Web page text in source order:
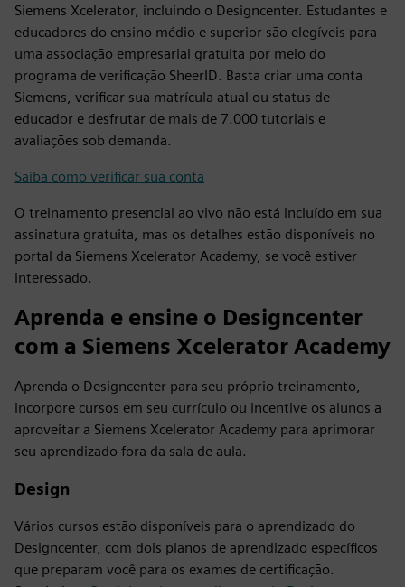
Siemens Xcelerator, incluindo o Designcenter. Estudantes e
educadores do ensino médio e superior são elegíveis para
uma associação empresarial gratuita por meio do
programa de verificação SheerID. Basta criar uma conta
Siemens, verificar sua matrícula atual ou status de
educador e desfrutar de mais de 7.000 tutoriais e
avaliações sob demanda.
Saiba como verificar sua conta
O treinamento presencial ao vivo não está incluído em sua
assinatura gratuita, mas os detalhes estão disponíveis no
portal da Siemens Xcelerator Academy, se você estiver
interessado.
Aprenda e ensine o Designcenter
com a Siemens Xcelerator Academy
Aprenda o Designcenter para seu próprio treinamento,
incorpore cursos em seu currículo ou incentive os alunos a
aproveitar a Siemens Xcelerator Academy para aprimorar
seu aprendizado fora da sala de aula.
Design
Vários cursos estão disponíveis para o aprendizado do
Designcenter, com dois planos de aprendizado específicos
que preparam você para os exames de certificação.